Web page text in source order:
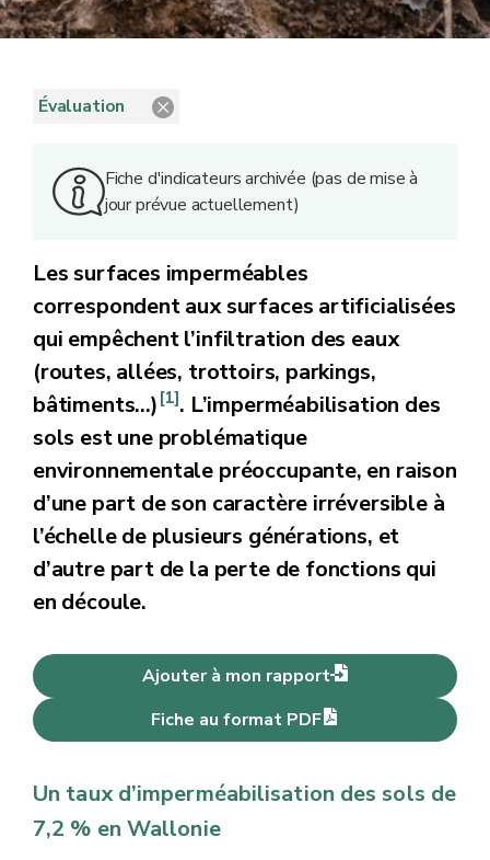
Évaluation
Fiche d'indicateurs archivée (pas de mise à
jour prévue actuellement)
Les surfaces imperméables
correspondent aux surfaces artificialisées
qui empêchent l’infiltration des eaux
(routes, allées, trottoirs, parkings,
bâtiments...) [1]. L’imperméabilisation des
sols est une problématique
environnementale préoccupante, en raison
d’une part de son caractère irréversible à
l’échelle de plusieurs générations, et
d’autre part de la perte de fonctions qui
en découle.
Ajouter à mon rapport
Fiche au format PDF
Un taux d’imperméabilisation des sols de
7,2 % en Wallonie